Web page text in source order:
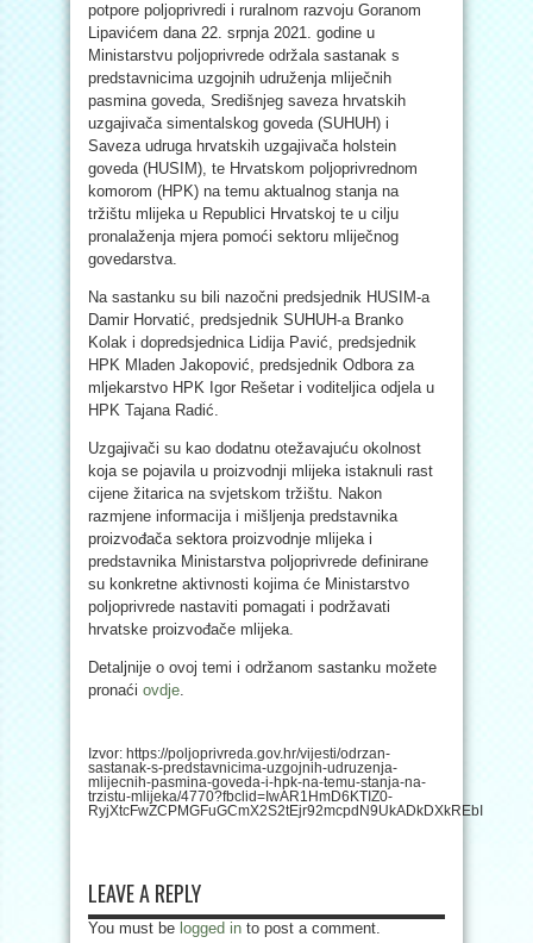
potpore poljoprivredi i ruralnom razvoju Goranom
Lipavićem dana 22. srpnja 2021. godine u
Ministarstvu poljoprivrede održala sastanak s
predstavnicima uzgojnih udruženja mliječnih
pasmina goveda, Središnjeg saveza hrvatskih
uzgajivača simentalskog goveda (SUHUH) i
Saveza udruga hrvatskih uzgajivača holstein
goveda (HUSIM), te Hrvatskom poljoprivrednom
komorom (HPK) na temu aktualnog stanja na
tržištu mlijeka u Republici Hrvatskoj te u cilju
pronalaženja mjera pomoći sektoru mliječnog
govedarstva.
Na sastanku su bili nazočni predsjednik HUSIM-a
Damir Horvatić, predsjednik SUHUH-a Branko
Kolak i dopredsjednica Lidija Pavić, predsjednik
HPK Mladen Jakopović, predsjednik Odbora za
mljekarstvo HPK Igor Rešetar i voditeljica odjela u
HPK Tajana Radić.
Uzgajivači su kao dodatnu otežavajuću okolnost
koja se pojavila u proizvodnji mlijeka istaknuli rast
cijene žitarica na svjetskom tržištu. Nakon
razmjene informacija i mišljenja predstavnika
proizvođača sektora proizvodnje mlijeka i
predstavnika Ministarstva poljoprivrede definirane
su konkretne aktivnosti kojima će Ministarstvo
poljoprivrede nastaviti pomagati i podržavati
hrvatske proizvođače mlijeka.
Detaljnije o ovoj temi i održanom sastanku možete
pronaći ovdje.
Izvor: https://poljoprivreda.gov.hr/vijesti/odrzan-
sastanak-s-predstavnicima-uzgojnih-udruzenja-
mlijecnih-pasmina-goveda-i-hpk-na-temu-stanja-na-
trzistu-mlijeka/4770?fbclid=IwAR1HmD6KTIZ0-
RyjXtcFwZCPMGFuGCmX2S2tEjr92mcpdN9UkADkDXkREbI
LEAVE A REPLY
You must be logged in to post a comment.